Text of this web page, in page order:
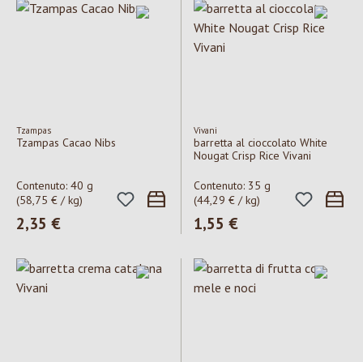
Tzampas
Tzampas Cacao Nibs
Contenuto: 40 g
(58,75 € / kg)
Prezzo normale:
2,35 €
Vivani
barretta al cioccolato White
Nougat Crisp Rice Vivani
Contenuto: 35 g
(44,29 € / kg)
Prezzo normale:
1,55 €